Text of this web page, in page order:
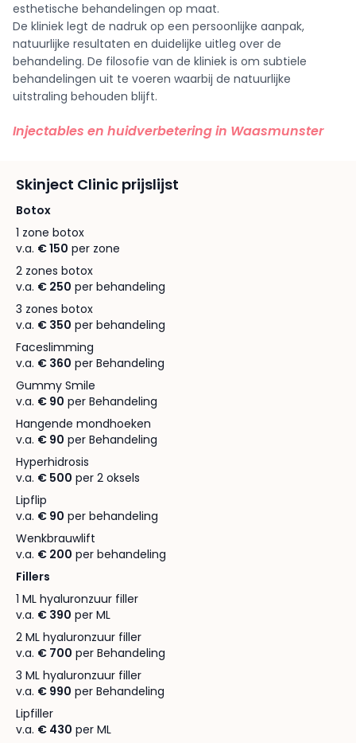
esthetische behandelingen op maat.
De kliniek legt de nadruk op een persoonlijke aanpak,
natuurlijke resultaten en duidelijke uitleg over de
behandeling. De filosofie van de kliniek is om subtiele
behandelingen uit te voeren waarbij de natuurlijke
uitstraling behouden blijft.
Injectables en huidverbetering in Waasmunster
Skinject Clinic prijslijst
Botox
1 zone botox
v.a. € 150 per zone
2 zones botox
v.a. € 250 per behandeling
3 zones botox
v.a. € 350 per behandeling
Faceslimming
v.a. € 360 per Behandeling
Gummy Smile
v.a. € 90 per Behandeling
Hangende mondhoeken
v.a. € 90 per Behandeling
Hyperhidrosis
v.a. € 500 per 2 oksels
Lipflip
v.a. € 90 per behandeling
Wenkbrauwlift
v.a. € 200 per behandeling
Fillers
1 ML hyaluronzuur filler
v.a. € 390 per ML
2 ML hyaluronzuur filler
v.a. € 700 per Behandeling
3 ML hyaluronzuur filler
v.a. € 990 per Behandeling
Lipfiller
v.a. € 430 per ML